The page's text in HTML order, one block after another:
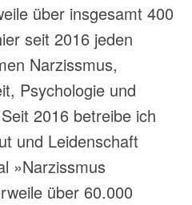
über insgesamt 400
seit 2016 jeden
Narzissmus,
Psychologie und
2016 betreibe ich
und Leidenschaft
»Narzissmus
über 60.000